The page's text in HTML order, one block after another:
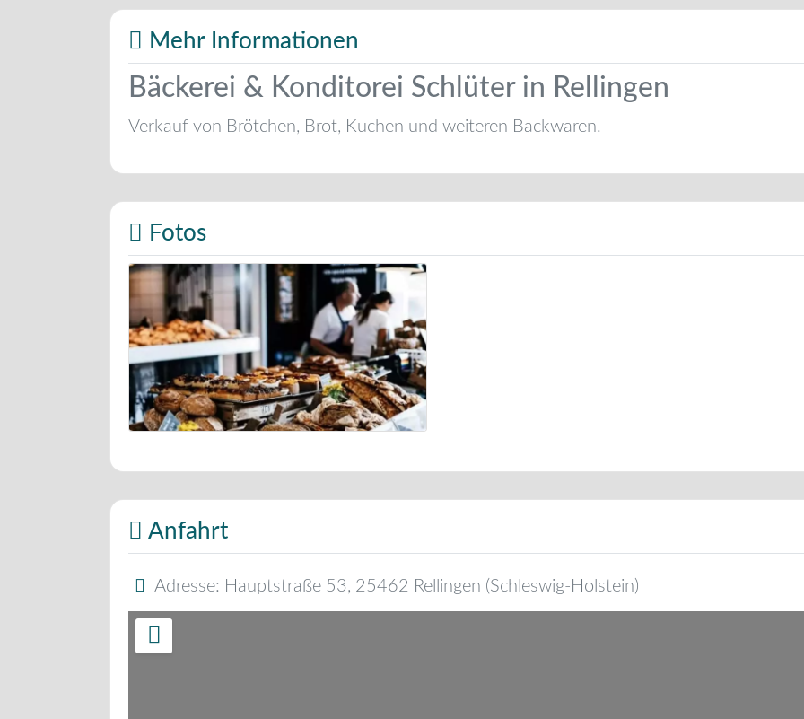
Mehr Informationen
Bäckerei & Konditorei Schlüter in Rellingen
Verkauf von Brötchen, Brot, Kuchen und weiteren Backwaren.
Fotos
Bäckerei Musterbild
Anfahrt
Adresse: Hauptstraße 53, 25462 Rellingen (Schleswig-Holstein)